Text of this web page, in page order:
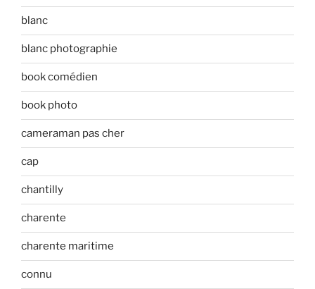
blanc
blanc photographie
book comédien
book photo
cameraman pas cher
cap
chantilly
charente
charente maritime
connu